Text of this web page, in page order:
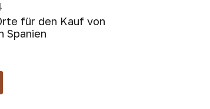
für den Kauf von
Spanien